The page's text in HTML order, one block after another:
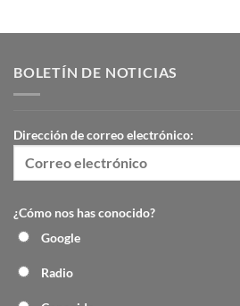
BOLETÍN DE NOTICIAS
Dirección de correo electrónico:
¿Cómo nos has conocido?
Google
Radio